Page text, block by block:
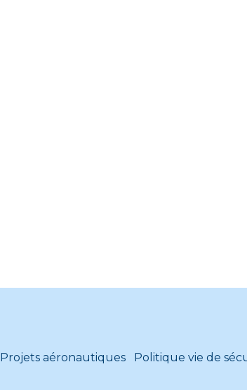
Projets aéronautiques Politique vie de